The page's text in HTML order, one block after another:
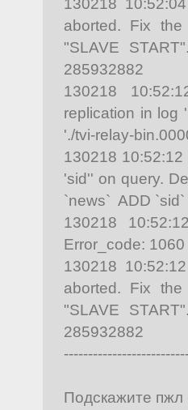
aborted. Fix
"SLAVE
285932882
130218
replication in log
'./tvi-relay-
130218
'sid'' on query.
`news` ADD
130218
Error_code: 1060
130218
aborted. Fix
"SLAVE
285932882
Подскажите пжл